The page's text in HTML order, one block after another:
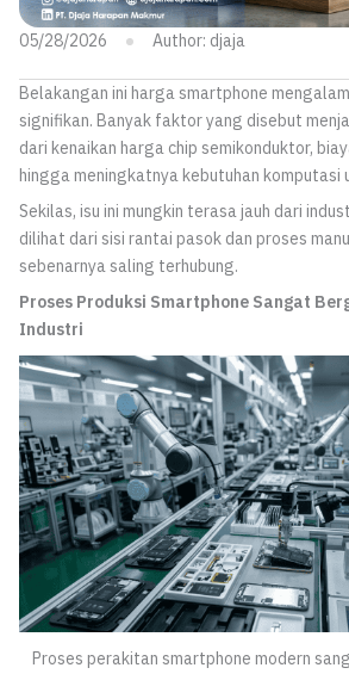
05/28/2026 Author: djaja
Belakangan ini harga smartphone
signifikan. Banyak faktor yang disebut
dari kenaikan harga chip semikonduktor,
hingga meningkatnya kebutuhan komputasi
Sekilas, isu ini mungkin terasa jauh dari
dilihat dari sisi rantai pasok dan proses
sebenarnya saling terhubung.
Proses Produksi Smartphone Sangat
Industri
Proses perakitan smartphone modern